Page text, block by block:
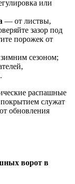
или
— от листвы,
зазор под
порожек от
сезоном;
распашные
служат
обновления
ворот в